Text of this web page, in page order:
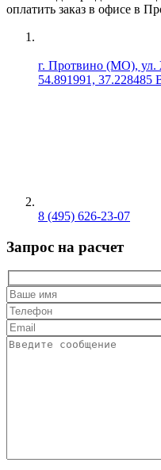
оплатить заказ в офисе в
г. Протвино (МО), ул.
54.891991, 37.228485
8 (495) 626-23-07
Запрос на расчет